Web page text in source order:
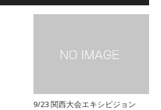
9/23 関西大会エキシビジョン